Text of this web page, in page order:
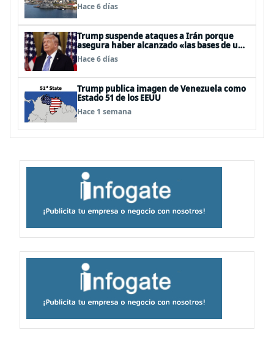
Hace 6 días
Trump suspende ataques a Irán porque
asegura haber alcanzado «las bases de un
acuerdo»
Hace 6 días
Trump publica imagen de Venezuela como
Estado 51 de los EEUU
Hace 1 semana